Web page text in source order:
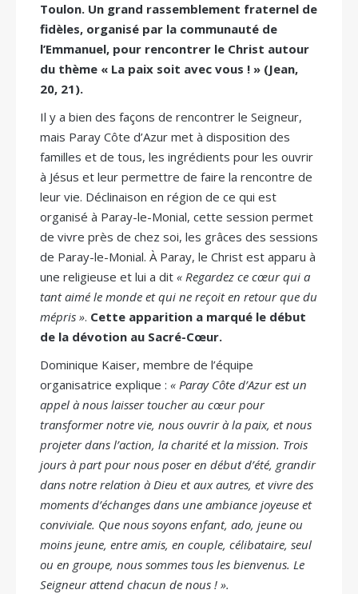
Toulon. Un grand rassemblement fraternel de
fidèles, organisé par la communauté de
l’Emmanuel, pour rencontrer le Christ autour
du thème « La paix soit avec vous ! » (Jean,
20, 21).
Il y a bien des façons de rencontrer le Seigneur,
mais Paray Côte d’Azur met à disposition des
familles et de tous, les ingrédients pour les ouvrir
à Jésus et leur permettre de faire la rencontre de
leur vie. Déclinaison en région de ce qui est
organisé à Paray-le-Monial, cette session permet
de vivre près de chez soi, les grâces des sessions
de Paray-le-Monial. À Paray, le Christ est apparu à
une religieuse et lui a dit « Regardez ce cœur qui a
tant aimé le monde et qui ne reçoit en retour que du
mépris ». Cette apparition a marqué le début
de la dévotion au Sacré-Cœur.
Dominique Kaiser, membre de l’équipe
organisatrice explique : « Paray Côte d’Azur est un
appel à nous laisser toucher au cœur pour
transformer notre vie, nous ouvrir à la paix, et nous
projeter dans l’action, la charité et la mission. Trois
jours à part pour nous poser en début d’été, grandir
dans notre relation à Dieu et aux autres, et vivre des
moments d’échanges dans une ambiance joyeuse et
conviviale. Que nous soyons enfant, ado, jeune ou
moins jeune, entre amis, en couple, célibataire, seul
ou en groupe, nous sommes tous les bienvenus. Le
Seigneur attend chacun de nous ! ».